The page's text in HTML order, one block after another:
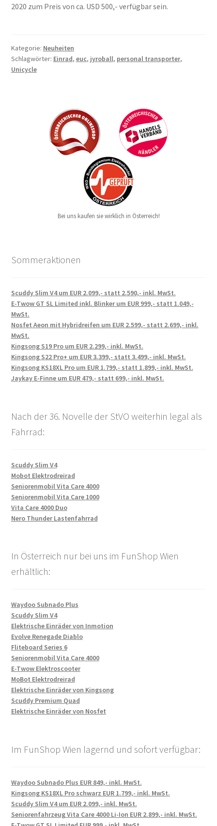
2020 zum Preis von ca. USD 500,- verfügbar sein.
Kategorie: Neuheiten
Schlagwörter: Einrad, euc, jyroball, personal transporter,
Unicycle
Bei uns kaufen sie wirklich in Österreich!
Sommeraktionen
Scuddy Slim V4 um EUR 2.099,- statt 2.590,- inkl. MwSt.
E-Twow GT SL Limited inkl. Blinker um EUR 999,- statt 1.049,-
MwSt.
Nosfet Aeon mit Hybridreifen um EUR 2.599,- statt 2.699,- inkl.
MwSt.
Kingsong S19 Pro um EUR 2.299,- inkl. MwSt.
Kingsong S22 Pro+ um EUR 3.399,- statt 3.499,- inkl. MwSt.
Kingsong KS18XL Pro um EUR 1.799,- statt 1.899,- inkl. MwSt.
Jaykay E-Finne um EUR 479,- statt 699,- inkl. MwSt.
Nach der 36. Novelle der StVO weiterhin legal als
Fahrrad:
Scuddy Slim V4
Mobot Elektrodreirad
Seniorenmobil Vita Care 4000
Seniorenmobil Vita Care 1000
Vita Care 4000 Duo
Nero Thunder Lastenfahrrad
In Österreich nur bei uns im FunShop Wien
erhältlich:
Waydoo Subnado Plus
Scuddy Slim V4
Elektrische Einräder von Inmotion
Evolve Renegade Diablo
Fliteboard Series 6
Seniorenmobil Vita Care 4000
E-Twow Elektroscooter
MoBot Elektrodreirad
Elektrische Einräder von Kingsong
Scuddy Premium Quad
Elektrische Einräder von Nosfet
Im FunShop Wien lagernd und sofort verfügbar:
Waydoo Subnado Plus EUR 849,- inkl. MwSt.
Kingsong KS18XL Pro schwarz EUR 1.799,- inkl. MwSt.
Scuddy Slim V4 um EUR 2.099,- inkl. MwSt.
Seniorenfahrzeug Vita Care 4000 Li-Ion EUR 2.899,- inkl. MwSt.